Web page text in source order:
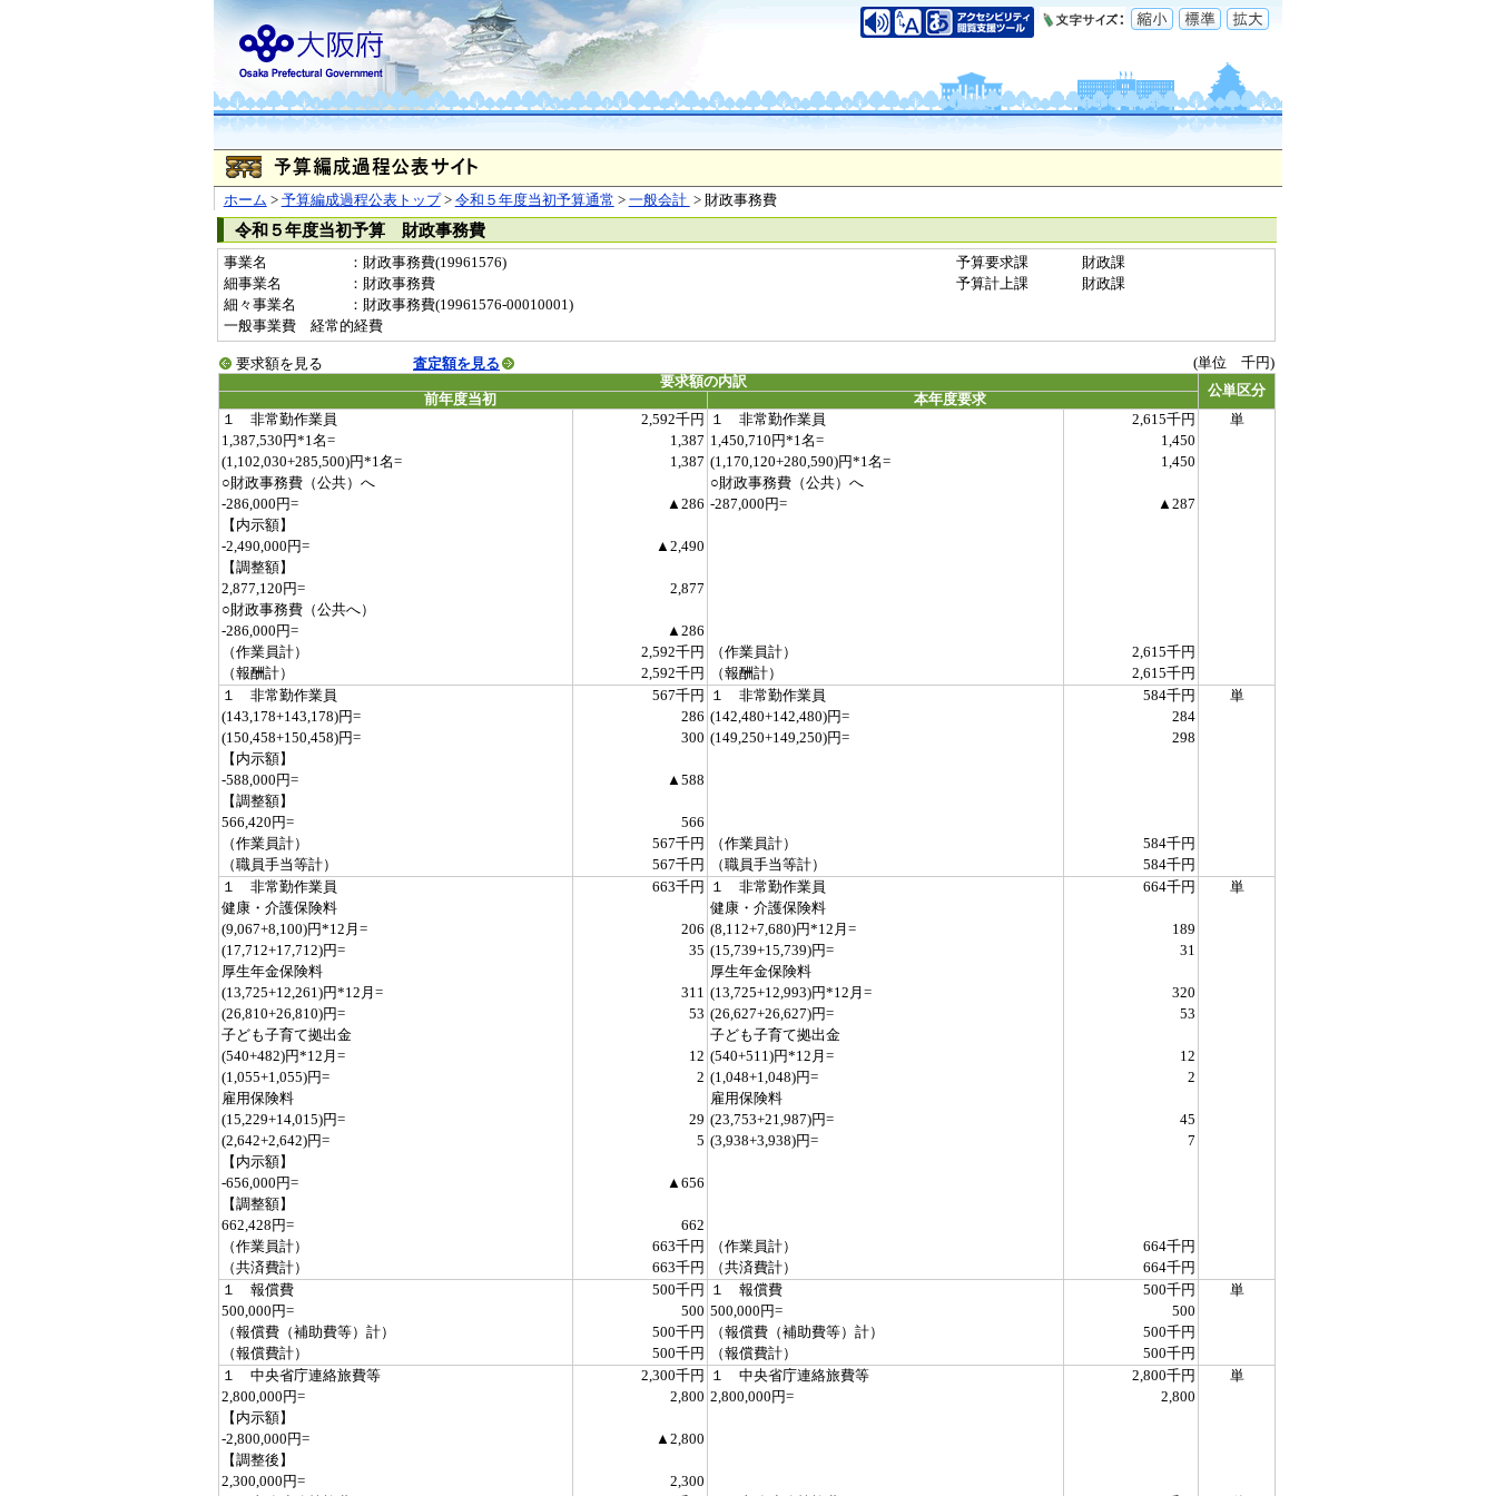
ホーム > 予算編成過程公表トップ> 令和５年度当初予算通常 > 一般会計 > 財政事務費
令和５年度当初予算 財政事務費
事業名 ：財政事務費(19961576) 予算要求課
財政課
細事業名
：財政事務費 予算計上課
財政課
細々事業名
：財政事務費(19961576-00010001)
一般事業費 経常的経費
要求額を見る 査定額を見る
(単位 千円)
要求額の内訳
公単区分
前年度当初
本年度要求
１ 非常勤作業員
2,592千円 １ 非常勤作業員 2,615千円
単
1,387,530円*1名=
1,387 1,450,710円*1名=
1,450
(1,102,030+285,500)円*1名=
1,387 (1,170,120+280,590)円*1名=
1,450
○財政事務費（公共）へ
○財政事務費（公共）へ
-286,000円=
▲286 -287,000円=
▲287
【内示額】
-2,490,000円=
▲2,490
【調整額】
2,877,120円=
2,877
○財政事務費（公共へ）
-286,000円=
▲286
（作業員計）
2,592千円 （作業員計）
2,615千円
（報酬計）
2,592千円 （報酬計）
2,615千円
１ 非常勤作業員
567千円 １ 非常勤作業員 584千円
単
(143,178+143,178)円=
286 (142,480+142,480)円=
284
(150,458+150,458)円=
300 (149,250+149,250)円=
298
【内示額】
-588,000円=
▲588
【調整額】
566,420円=
566
（作業員計）
567千円 （作業員計）
584千円
（職員手当等計）
567千円 （職員手当等計）
584千円
１ 非常勤作業員
663千円 １ 非常勤作業員 664千円
単
健康・介護保険料
健康・介護保険料
(9,067+8,100)円*12月=
206 (8,112+7,680)円*12月=
189
(17,712+17,712)円=
35 (15,739+15,739)円=
31
厚生年金保険料
厚生年金保険料
(13,725+12,261)円*12月=
311 (13,725+12,993)円*12月=
320
(26,810+26,810)円=
53 (26,627+26,627)円=
53
子ども子育て拠出金
子ども子育て拠出金
(540+482)円*12月=
12 (540+511)円*12月=
12
(1,055+1,055)円=
2 (1,048+1,048)円=
2
雇用保険料
雇用保険料
(15,229+14,015)円=
29 (23,753+21,987)円=
45
(2,642+2,642)円=
5 (3,938+3,938)円=
7
【内示額】
-656,000円=
▲656
【調整額】
662,428円=
662
（作業員計）
663千円 （作業員計）
664千円
（共済費計）
663千円 （共済費計）
664千円
１ 報償費
500千円 １ 報償費 500千円
単
500,000円=
500 500,000円=
500
（報償費（補助費等）計）
500千円 （報償費（補助費等）計）
500千円
（報償費計）
500千円 （報償費計）
500千円
１ 中央省庁連絡旅費等
2,300千円 １ 中央省庁連絡旅費等 2,800千円
単
2,800,000円=
2,800 2,800,000円=
2,800
【内示額】
-2,800,000円=
▲2,800
【調整後】
2,300,000円=
2,300